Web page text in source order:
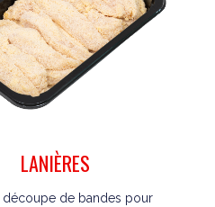
LANIÈRES
découpe de bandes pour